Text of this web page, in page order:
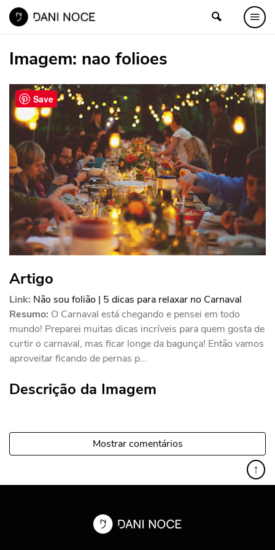
Imagem: nao folioes
Artigo
Link: Não sou folião | 5 dicas para relaxar no Carnaval
Resumo: O Carnaval está chegando e pensei em todo
mundo! Preparei muitas dicas incríveis para quem gosta de
curtir o carnaval, mas ficar longe da bagunça! Então vamos
aproveitar ficando de pernas p...
Descrição da Imagem
Mostrar comentários
↑
Save